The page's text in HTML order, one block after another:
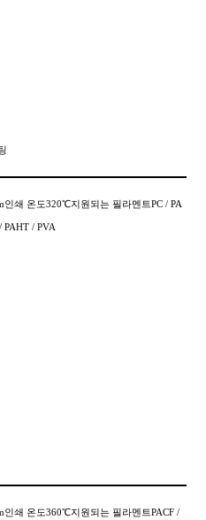
쇄 온도320℃지원되는 필라멘트PC / PA
PAHT / PVA
인쇄 온도360℃지원되는 필라멘트PACF /